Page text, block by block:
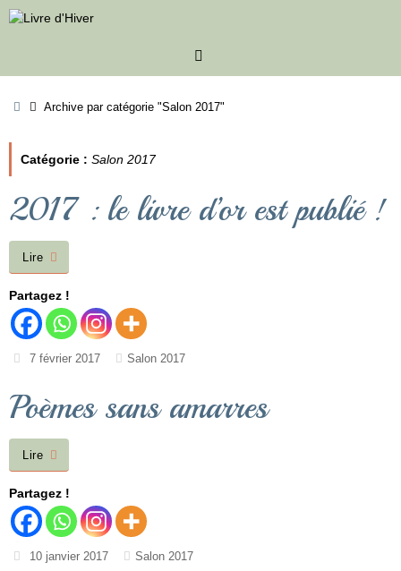
Passer
au
Accueil
Archive par catégorie "Salon 2017"
Catégorie : Salon 2017
2017 : le livre d’or est publié !
Lire
Partagez !
7 février 2017 Salon 2017
Poèmes sans amarres
Lire
Partagez !
10 janvier 2017 Salon 2017